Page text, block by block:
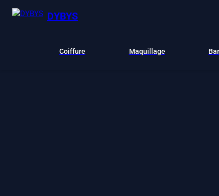
DYBYS
Coiffure Maquillage